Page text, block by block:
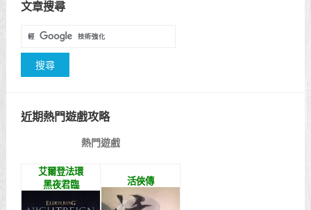
文章搜尋
近期熱門遊戲攻略
熱門遊戲
艾爾登法環
黑夜君臨
活俠傳